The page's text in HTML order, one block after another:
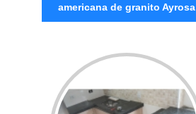
americana de granito Ayrosa